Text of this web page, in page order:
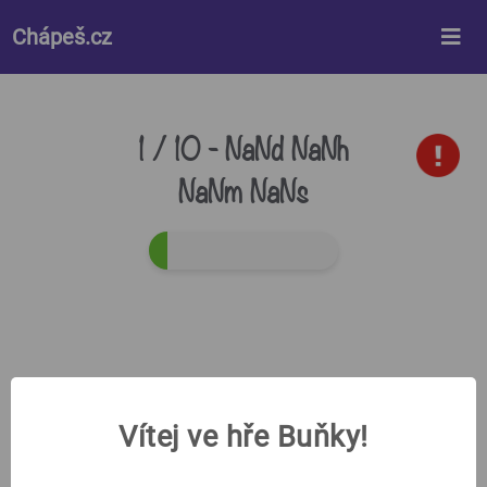
Chápeš.cz
1 / 10 -NaNd NaNh
NaNm NaNs
Vítej ve hře Buňky!